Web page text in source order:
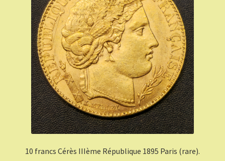
10 francs Cérès IIIème République 1895 Paris (rare).